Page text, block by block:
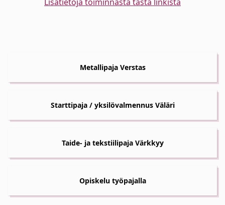
Metallipaja Verstas
Starttipaja / yksilövalmennus Väläri
Taide- ja tekstiilipaja Värkkyy
Opiskelu työpajalla